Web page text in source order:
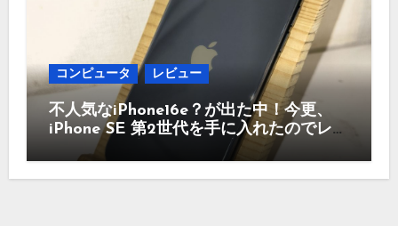
コンピュータ レビュー
不人気なiPhone16e？が出た中！今更、
iPhone SE 第2世代を手に入れたのでレビ
ュー まだ使えるのか？今買うのはどう